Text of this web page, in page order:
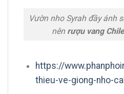
Vườn nho Syrah đầy ánh
nên rượu vang
https://
thieu-ve-giong-nho-